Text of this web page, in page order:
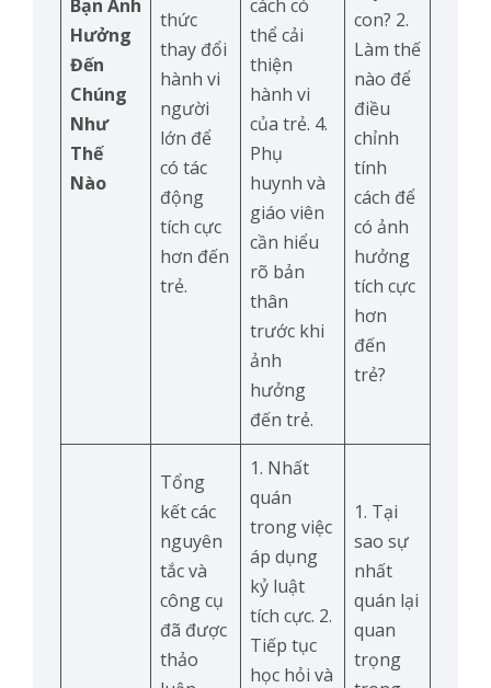
Bạn Ảnh
Hưởng
Đến
Chúng
Như
Thế
Nào
thức
thay đổi
hành vi
người
lớn để
có tác
động
tích cực
hơn đến
trẻ.
cách có
thể cải
thiện
hành vi
của trẻ. 4.
Phụ
huynh và
giáo viên
cần hiểu
rõ bản
thân
trước khi
ảnh
hưởng
đến trẻ.
con? 2.
Làm thế
nào để
điều
chỉnh
tính
cách để
có ảnh
hưởng
tích cực
hơn
đến
trẻ?
Tổng
kết các
nguyên
tắc và
công cụ
đã được
thảo
1. Nhất
quán
trong việc
áp dụng
kỷ luật
tích cực. 2.
Tiếp tục
học hỏi và
1. Tại
sao sự
nhất
quán lại
quan
trọng